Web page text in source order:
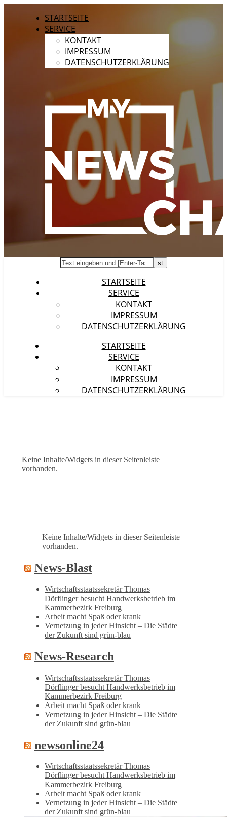
STARTSEITE
SERVICE
KONTAKT
IMPRESSUM
DATENSCHUTZERKLÄRUNG
STARTSEITE
SERVICE
KONTAKT
IMPRESSUM
DATENSCHUTZERKLÄRUNG
STARTSEITE
SERVICE
KONTAKT
IMPRESSUM
DATENSCHUTZERKLÄRUNG
Keine Inhalte/Widgets in dieser Seitenleiste
vorhanden.
Keine Inhalte/Widgets in dieser Seitenleiste
vorhanden.
News-Blast
Wirtschaftsstaatssekretär Thomas
Dörflinger besucht Handwerksbetrieb im
Kammerbezirk Freiburg
Arbeit macht Spaß oder krank
Vernetzung in jeder Hinsicht – Die Städte
der Zukunft sind grün-blau
News-Research
Wirtschaftsstaatssekretär Thomas
Dörflinger besucht Handwerksbetrieb im
Kammerbezirk Freiburg
Arbeit macht Spaß oder krank
Vernetzung in jeder Hinsicht – Die Städte
der Zukunft sind grün-blau
newsonline24
Wirtschaftsstaatssekretär Thomas
Dörflinger besucht Handwerksbetrieb im
Kammerbezirk Freiburg
Arbeit macht Spaß oder krank
Vernetzung in jeder Hinsicht – Die Städte
der Zukunft sind grün-blau